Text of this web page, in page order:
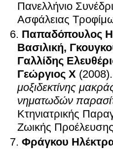
Πανελλήνιο
Ασφάλειας
Παπαδόπουλος
Βασιλική,
Γαλλίδης
Γεώργιος Χ (2008)
μοξιδεκτίνης
νηματωδών
Κτηνιατρικής
Ζωικής
Φράγκου